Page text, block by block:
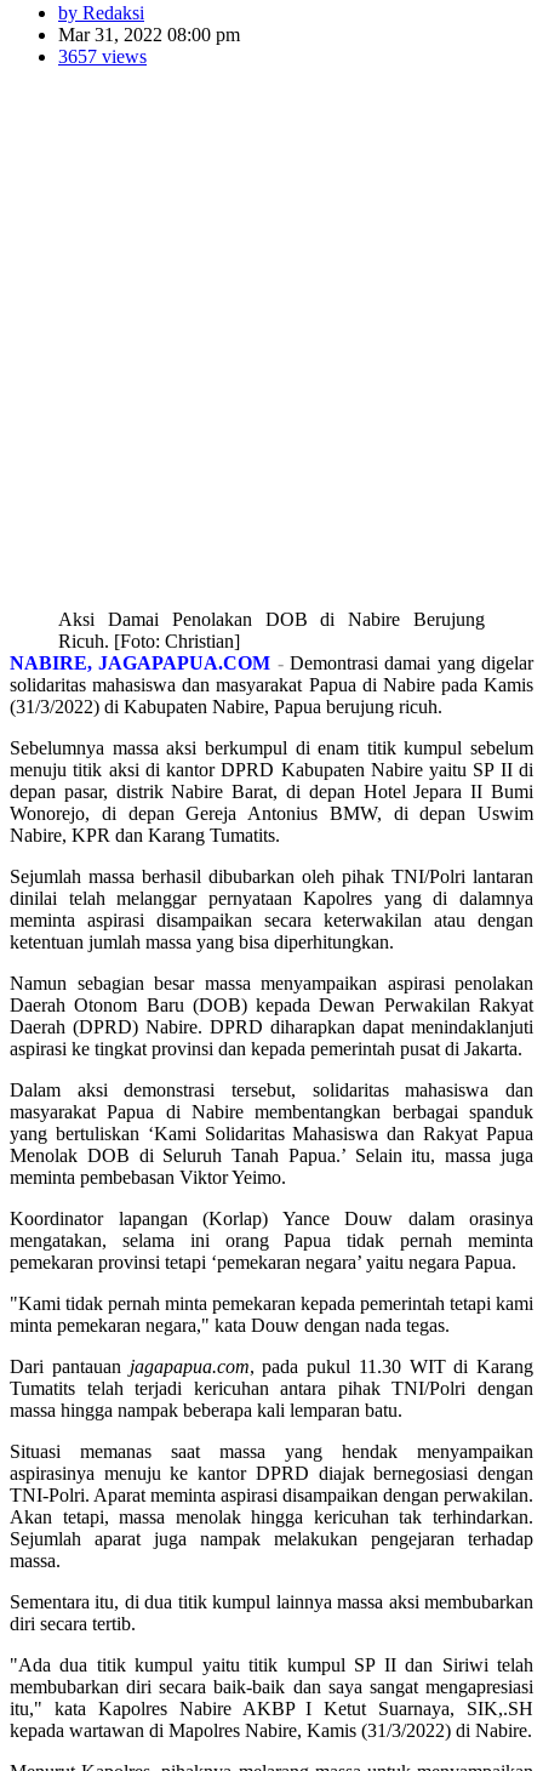
by Redaksi
Mar 31, 2022 08:00 pm
3657 views
Aksi Damai Penolakan DOB di Nabire Berujung
Ricuh. [Foto: Christian]
NABIRE, JAGAPAPUA.COM -Demontrasi damai yang digelar
solidaritas mahasiswa dan masyarakat Papua di Nabire pada Kamis
(31/3/2022) di Kabupaten Nabire, Papua berujung ricuh.
Sebelumnya massa aksi berkumpul di enam titik kumpul sebelum
menuju titik aksi di kantor DPRD Kabupaten Nabire yaitu SP II di
depan pasar, distrik Nabire Barat, di depan Hotel Jepara II Bumi
Wonorejo, di depan Gereja Antonius BMW, di depan Uswim
Nabire, KPR dan Karang Tumatits.
Sejumlah massa berhasil dibubarkan oleh pihak TNI/Polri lantaran
dinilai telah melanggar pernyataan Kapolres yang di dalamnya
meminta aspirasi disampaikan secara keterwakilan atau dengan
ketentuan jumlah massa yang bisa diperhitungkan.
Namun sebagian besar massa menyampaikan aspirasi penolakan
Daerah Otonom Baru (DOB) kepada Dewan Perwakilan Rakyat
Daerah (DPRD) Nabire. DPRD diharapkan dapat menindaklanjuti
aspirasi ke tingkat provinsi dan kepada pemerintah pusat di Jakarta.
Dalam aksi demonstrasi tersebut, solidaritas mahasiswa dan
masyarakat Papua di Nabire membentangkan berbagai spanduk
yang bertuliskan ‘Kami Solidaritas Mahasiswa dan Rakyat Papua
Menolak DOB di Seluruh Tanah Papua.’ Selain itu, massa juga
meminta pembebasan Viktor Yeimo.
Koordinator lapangan (Korlap) Yance Douw dalam orasinya
mengatakan, selama ini orang Papua tidak pernah meminta
pemekaran provinsi tetapi ‘pemekaran negara’ yaitu negara Papua.
"Kami tidak pernah minta pemekaran kepada pemerintah tetapi kami
minta pemekaran negara," kata Douw dengan nada tegas.
Dari pantauan jagapapua.com, pada pukul 11.30 WIT di Karang
Tumatits telah terjadi kericuhan antara pihak TNI/Polri dengan
massa hingga nampak beberapa kali lemparan batu.
Situasi memanas saat massa yang hendak menyampaikan
aspirasinya menuju ke kantor DPRD diajak bernegosiasi dengan
TNI-Polri. Aparat meminta aspirasi disampaikan dengan perwakilan.
Akan tetapi, massa menolak hingga kericuhan tak terhindarkan.
Sejumlah aparat juga nampak melakukan pengejaran terhadap
massa.
Sementara itu, di dua titik kumpul lainnya massa aksi membubarkan
diri secara tertib.
"Ada dua titik kumpul yaitu titik kumpul SP II dan Siriwi telah
membubarkan diri secara baik-baik dan saya sangat mengapresiasi
itu," kata Kapolres Nabire AKBP I Ketut Suarnaya, SIK,.SH
kepada wartawan di Mapolres Nabire, Kamis (31/3/2022) di Nabire.